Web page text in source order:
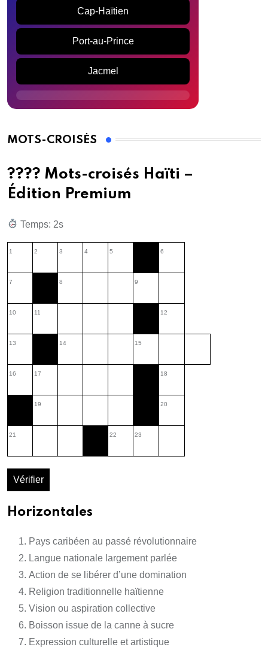
Cap-Haïtien
Port-au-Prince
Jacmel
MOTS-CROISÉS
???? Mots-croisés Haïti –
Édition Premium
Temps: 1s
1 2 3 4 5 6
7 8 9
10 11 12
13 14 15
16 17 18
19 20
21 22 23
Vérifier
Horizontales
Pays caribéen au passé révolutionnaire
Langue nationale largement parlée
Action de se libérer d’une domination
Religion traditionnelle haïtienne
Vision ou aspiration collective
Boisson issue de la canne à sucre
Expression culturelle et artistique